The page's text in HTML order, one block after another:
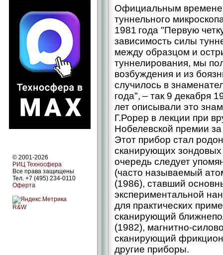
© 2001-2026
РИЦ Техносфера
Все права защищены
Тел. +7 (495) 234-0110
Оферта
R&W
Официальным
туннельного
1981 года "Первую
зависимость силы
между образцом и
туннелирования, мы
возбуждения и из
случилось в
года", – так 9 декабря
лет описывали это
Г.Рорер в лекции при
Нобелевской премии
Этот прибор стал
сканирующих
очередь следует
(часто называемый
(1986), ставший
экспериментальной
для практических
сканирующий
(1982), магнитно-
сканирующий
другие приборы.